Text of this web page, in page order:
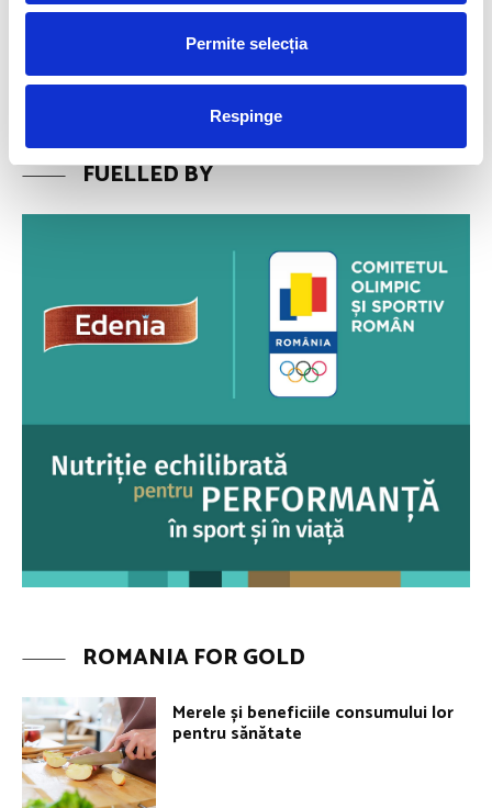
Permite selecția
Respinge
ALIMENTELE PROCESATE NE
PĂCĂLESC SĂ MÂNCĂM MAI
CUM SĂ PĂSTREZI SAU SĂ-ȚI
CREȘTI MASA MUSCULARĂ?
FUELLED BY
ROMANIA FOR GOLD
Merele și beneficiile consumului lor
pentru sănătate